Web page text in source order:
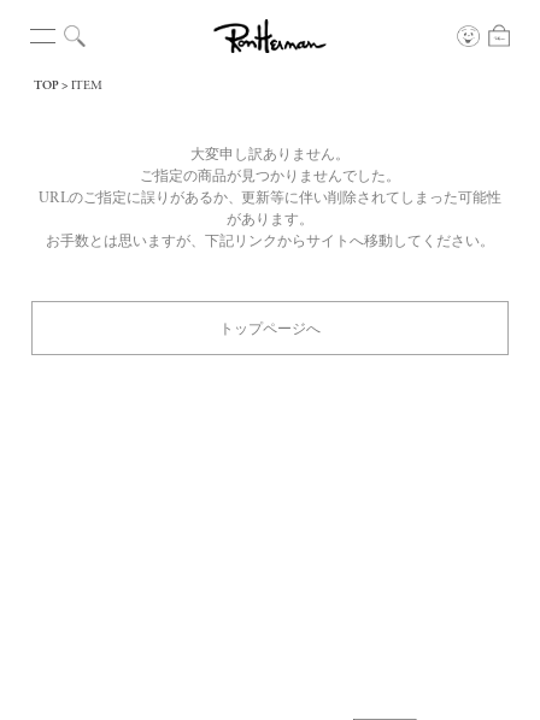
TOP ITEM
大変申し訳ありません。
ご指定の商品が見つかりませんでした。
URLのご指定に誤りがあるか、更新等に伴い削除されてしまった可能性
があります。
お手数とは思いますが、下記リンクからサイトへ移動してください。
トップページへ